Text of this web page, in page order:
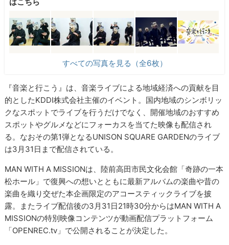
すべての写真を見る（全6枚）
『音楽と行こう』は、音楽ライブによる地域経済への貢献を目
的としたKDDI株式会社主催のイベント。国内地域のシンボリッ
クなスポットでライブを行うだけでなく、開催地域のおすすめ
スポットやグルメなどにフォーカスを当てた映像も配信され
る。なおその第1弾となるUNISON SQUARE GARDENのライブ
は3月31日まで配信されている。
MAN WITH A MISSIONは、陸前高田市民文化会館「奇跡の一本
松ホール」で復興への想いとともに最新アルバムの楽曲や昔の
楽曲を織り交ぜた本企画限定のアコースティックライブを披
露。またライブ配信後の3月31日21時30分からはMAN WITH A
MISSIONの特別映像コンテンツが動画配信プラットフォーム
「OPENREC.tv」で公開されることが決定した。